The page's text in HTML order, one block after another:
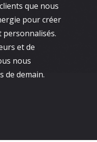
que nous
pour créer
et de
nous
de demain.